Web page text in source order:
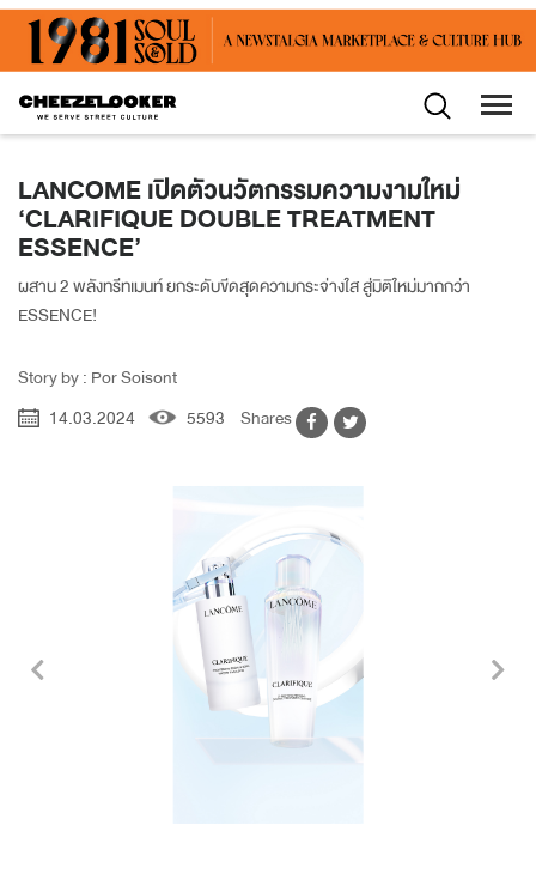
LANCOME เปิดตัวนวัตกรรมความงามใหม่
‘CLARIFIQUE DOUBLE TREATMENT
ESSENCE’
ผสาน 2 พลังทรีทเมนท์ ยกระดับขีดสุดความกระจ่างใส สู่มิติใหม่มากกว่า
ESSENCE!
Story by : Por Soisont
14.03.2024
5593 Shares